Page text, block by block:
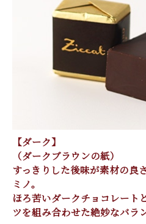
【ダーク】
（ダークブラウンの紙）
すっきりした後味が素材の良
ミノ。
ほろ苦いダークチョコレート
ツを組み合わせた絶妙なバラ